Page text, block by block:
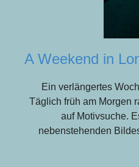
A Weekend in
Ein verlängertes
Täglich früh am Morgen
auf Motivsuche.
nebenstehenden